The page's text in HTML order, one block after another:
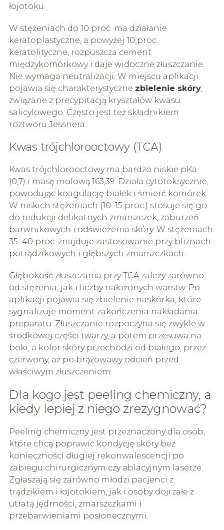
łojotoku.
W stężeniach do 10 proc. ma działanie
keratoplastyczne, a powyżej 10 proc.
keratolityczne, rozpuszcza cement
międzykomórkowy i daje widoczne złuszczanie.
Nie wymaga neutralizacji. W miejscu aplikacji
pojawia się charakterystyczne zbielenie skóry,
związane z precypitacją kryształów kwasu
salicylowego. Często jest też składnikiem
roztworu Jessnera.
Kwas trójchlorooctowy (TCA)
Kwas trójchlorooctowy ma bardzo niskie pKa
(0,7) i masę molową 163,39. Działa cytotoksycznie,
powodując koagulację białek i śmierć komórek.
W niskich stężeniach (10–15 proc.) stosuje się go
do redukcji delikatnych zmarszczek, zaburzeń
barwnikowych i odświeżenia skóry. W stężeniach
35–40 proc. znajduje zastosowanie przy bliznach
potrądzikowych i głębszych zmarszczkach.
Głębokość złuszczania przy TCA zależy zarówno
od stężenia, jak i liczby nałożonych warstw. Po
aplikacji pojawia się zbielenie naskórka, które
sygnalizuje moment zakończenia nakładania
preparatu. Złuszczanie rozpoczyna się zwykle w
środkowej części twarzy, a potem przesuwa na
boki, a kolor skóry przechodzi od białego, przez
czerwony, aż po brązowawy odcień przed
właściwym złuszczeniem.
Dla kogo jest peeling chemiczny, a
kiedy lepiej z niego zrezygnować?
Peeling chemiczny jest przeznaczony dla osób,
które chcą poprawić kondycję skóry bez
konieczności długiej rekonwalescencji po
zabiegu chirurgicznym czy ablacyjnym laserze.
Zgłaszają się zarówno młodzi pacjenci z
trądzikiem i łojotokiem, jak i osoby dojrzałe z
utratą jędrności, zmarszczkami i
przebarwieniami posłonecznymi.